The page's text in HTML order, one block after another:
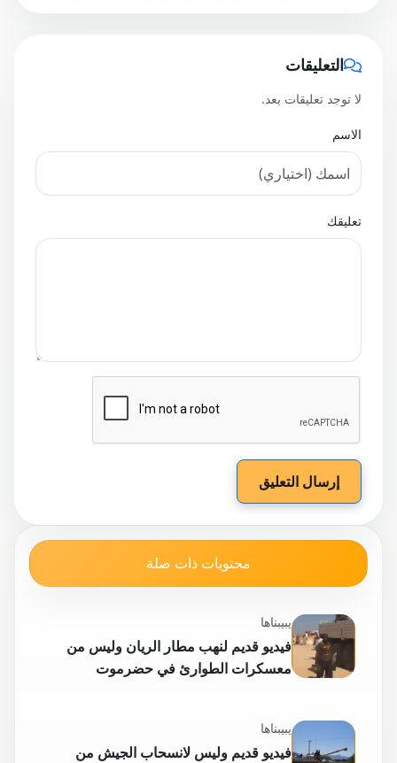
التعليقات
لا توجد تعليقات بعد.
الاسم
تعليقك
إرسال التعليق
محتويات ذات صلة
يبيبناها
فيديو قديم لنهب مطار الريان وليس من
معسكرات الطوارئ في حضرموت
يبيبناها
فيديو قديم وليس لانسحاب الجيش من